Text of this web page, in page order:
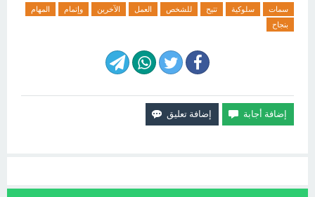
سمات سلوكية تتيح للشخص العمل الآخرين وإتمام
المهام
بنجاح